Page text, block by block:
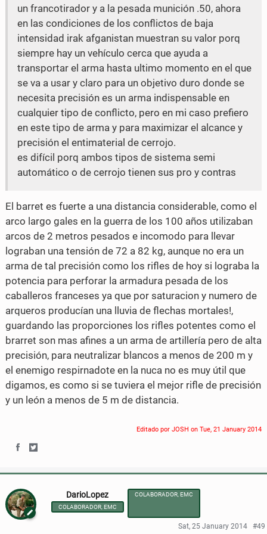
o
o
t
e
r
un francotirador y a la pesada munición .50, ahora
en las condiciones de los conflictos de baja
intensidad irak afganistan muestran su valor porq
siempre hay un vehículo cerca que ayuda a
transportar el arma hasta ultimo momento en el que
se va a usar y claro para un objetivo duro donde se
necesita precisión es un arma indispensable en
cualquier tipo de conflicto, pero en mi caso prefiero
en este tipo de arma y para maximizar el alcance y
precisión el entimaterial de cerrojo.
es difícil porq ambos tipos de sistema semi
automático o de cerrojo tienen sus pro y contras
El barret es fuerte a una distancia considerable, como el
arco largo gales en la guerra de los 100 años utilizaban
arcos de 2 metros pesados e incomodo para llevar
lograban una tensión de 72 a 82 kg, aunque no era un
arma de tal precisión como los rifles de hoy si lograba la
potencia para perforar la armadura pesada de los
caballeros franceses ya que por saturacion y numero de
arqueros producían una lluvia de flechas mortales!,
guardando las proporciones los rifles potentes como el
brarret son mas afines a un arma de artillería pero de alta
precisión, para neutralizar blancos a menos de 200 m y
el enemigo respirnadote en la nuca no es muy útil que
digamos, es como si se tuviera el mejor rifle de precisión
y un león a menos de 5 m de distancia.
Editado por JOSH onTue, 21 January 2014
h
a
r
h
a
r
DarioLopez
COLABORADOR, EMC
COLABORADOR, EMC
Sat, 25 January 2014 #49